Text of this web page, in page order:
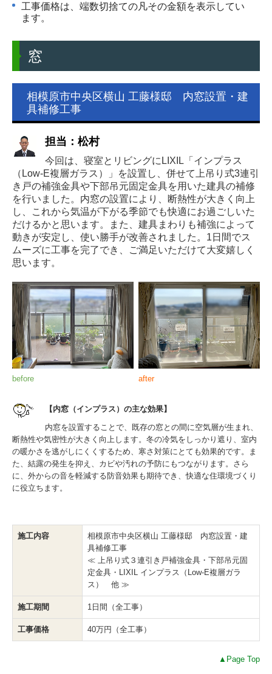
アレスシックイの特徴
抗ウイルスの検証
地域コミュニティ
リフォーム前の豆知識
耐震チェック
採用情報
リプラスについて
リプラスの仕事
リプラスの社員
リプラスの制度
新卒採用
中途採用
プライバシーポリシー
工事価格は、端数切捨ての凡その金額を表示してい
ます。
窓
相模原市中央区横山 工藤様邸 内窓設置・建
具補修工事
担当：松村
今回は、寝室とリビングにLIXIL「インプラス
（Low-E複層ガラス）」を設置し、併せて上吊り式3連引
き戸の補強金具や下部吊元固定金具を用いた建具の補修
を行いました。内窓の設置により、断熱性が大きく向上
し、これから気温が下がる季節でも快適にお過ごしいた
だけるかと思います。また、建具まわりも補強によって
動きが安定し、使い勝手が改善されました。1日間でス
ムーズに工事を完了でき、ご満足いただけて大変嬉しく
思います。
before after
【内窓（インプラス）の主な効果】
内窓を設置することで、既存の窓との間に空気層が生まれ、
断熱性や気密性が大きく向上します。冬の冷気をしっかり遮り、室内
の暖かさを逃がしにくくするため、寒さ対策にとても効果的です。ま
た、結露の発生を抑え、カビや汚れの予防にもつながります。さら
に、外からの音を軽減する防音効果も期待でき、快適な住環境づくり
に役立ちます。
施工内容
相模原市中央区横山 工藤様邸 内窓設置・建
具補修工事
≪ 上吊り式３連引き戸補強金具・下部吊元固
定金具・LIXIL インプラス（Low-E複層ガラ
ス） 他 ≫
施工期間 1日間（全工事）
工事価格 40万円（全工事）
▲Page Top